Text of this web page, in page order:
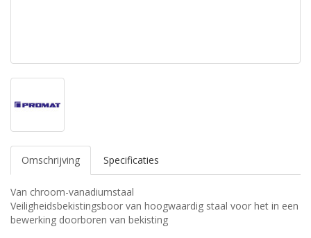
Omschrijving Specificaties
Van chroom-vanadiumstaal
Veiligheidsbekistingsboor van hoogwaardig staal voor het in een
bewerking doorboren van bekisting